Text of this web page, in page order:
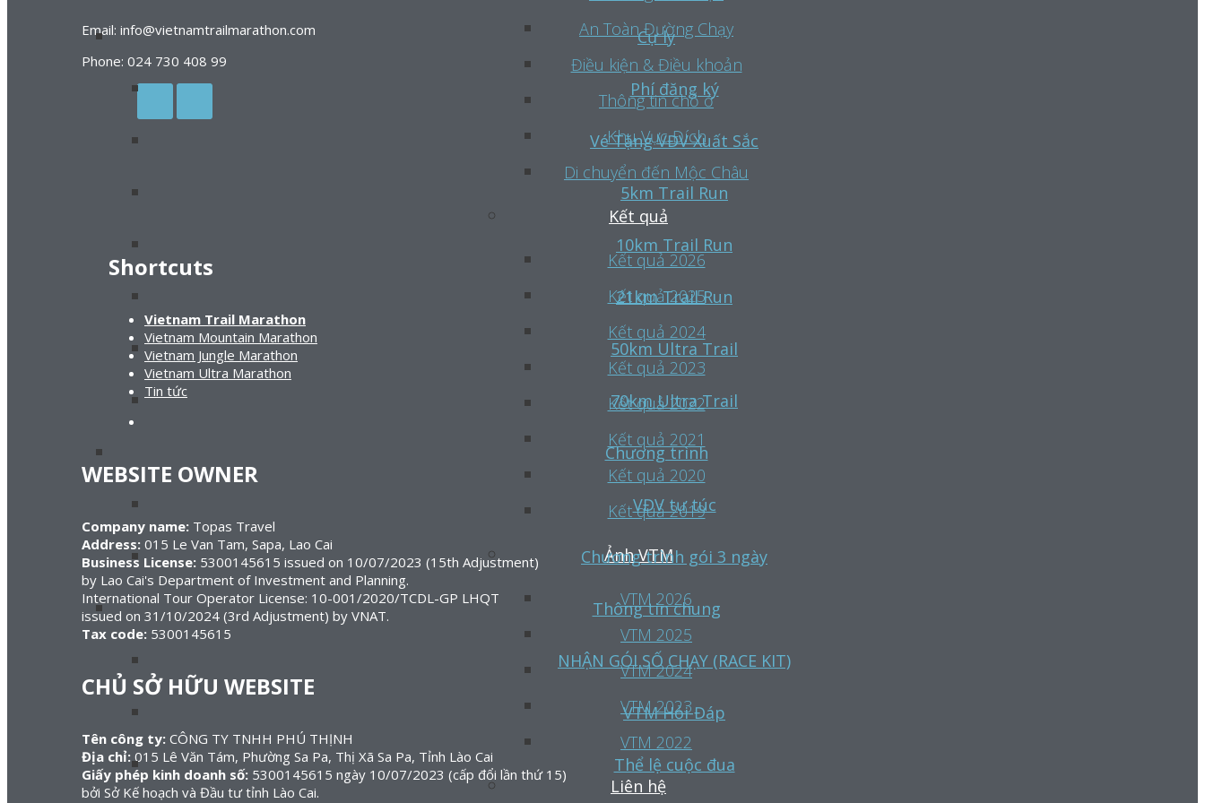
Cự ly
Phí đăng ký
Vé Tặng VĐV Xuất Sắc
5km Trail Run
10km Trail Run
21km Trail Run
50km Ultra Trail
70km Ultra Trail
Chương trình
VĐV tự túc
Chương trình gói 3 ngày
Thông tin chung
NHẬN GÓI SỐ CHẠY (RACE KIT)
VTM Hỏi-Đáp
Thể lệ cuộc đua
An Toàn Đường Chạy
Điều kiện & Điều khoản
Thông tin chỗ ở
Khu Vực Đích
Di chuyển đến Mộc Châu
Kết quả
Kết quả 2026
Kết quả 2025
Kết quả 2024
Kết quả 2023
Kết quả 2022
Kết quả 2021
Kết quả 2020
Kết quả 2019
Ảnh VTM
VTM 2026
VTM 2025
VTM 2024
VTM 2023
VTM 2022
Liên hệ
Email: info@vietnamtrailmarathon.com
Phone: 024 730 408 99
Shortcuts
Vietnam Trail Marathon
Vietnam Mountain Marathon
Vietnam Jungle Marathon
Vietnam Ultra Marathon
Tin tức
WEBSITE OWNER
Company name: Topas Travel
Address: 015 Le Van Tam, Sapa, Lao Cai
Business License: 5300145615 issued on 10/07/2023 (15th Adjustment)
by Lao Cai's Department of Investment and Planning.
International Tour Operator License: 10-001/2020/TCDL-GP LHQT
issued on 31/10/2024 (3rd Adjustment) by VNAT.
Tax code: 5300145615
CHỦ SỞ HỮU WEBSITE
Tên công ty: CÔNG TY TNHH PHÚ THỊNH
Địa chỉ: 015 Lê Văn Tám, Phường Sa Pa, Thị Xã Sa Pa, Tỉnh Lào Cai
Giấy phép kinh doanh số: 5300145615 ngày 10/07/2023 (cấp đổi lần thứ 15)
bởi Sở Kế hoạch và Đầu tư tỉnh Lào Cai.